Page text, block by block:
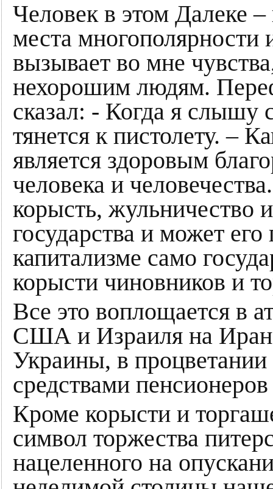
Человек в этом Далеке
места многополярности
вызывает во мне
нехорошим людям.
сказал: - Когда я слышу
тянется к пистолету. –
является здоровым
человека и
корысть, жульничество
государства и может
капитализме само
корысти чиновников и
Все это воплощается в
США и Израиля на Иран,
Украины, в
средствами
Кроме корысти и
символ торжества
нацеленного на